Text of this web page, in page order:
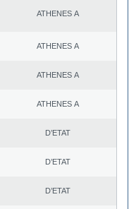
ATHENES Α
ATHENES Α
ATHENES Α
ATHENES Α
D’ETAT
D’ETAT
D’ETAT